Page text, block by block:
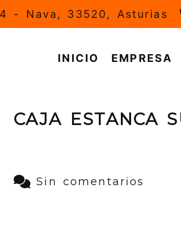
4 - Nava, 33520, Asturias
INICIO EMPRESA
CAJA ESTANCA
Sin comentarios